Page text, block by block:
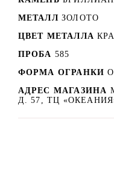
МЕТАЛЛ ЗОЛОТО
ЦВЕТ МЕТАЛЛА
ПРОБА 585
ФОРМА ОГРАНКИ
АДРЕС МАГАЗИНА
Д. 57, ТЦ